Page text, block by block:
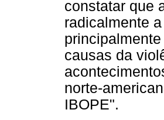
constatar que
radicalmente
causas da
norte-
IBOPE".